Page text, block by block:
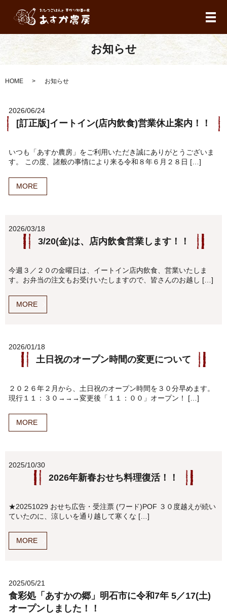
メ
お知らせ
HOME お知らせ
2026/06/24
[訂正版]イートイン(店内飲食)営業休止案内！！
いつも「あすか農房」をご利用いただき誠にありがとうございま
す。 この度、諸般の事情により来る令和８年６月２８日 […]
MORE
2026/03/18
3/20(金)は、店内飲食営業します！！
今週３／２０の金曜日は、イートイン店内飲食、営業いたしま
す。お弁当の注文もお受けいたしますので、皆さんのお越し […]
MORE
2026/01/18
土日祝のオープン時間の変更について
２０２６年２月から、土日祝のオープン時間を３０分早めます。
現行１１：３０→→→変更後「１１：００」オープン！ […]
MORE
2025/10/30
2026年新春おせち料理復活！！
★20251029 おせち広告・受注票 (ワード)POF ３０度越えが続い
ていたのに、涼しいを通り越して寒くな […]
MORE
2025/05/21
食彩処「あすかの郷」明石市に令和7年 5／17(土)
オープンしました！！